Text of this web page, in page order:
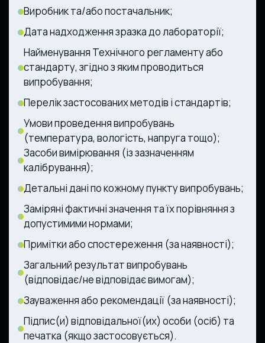
Виробник та/або постачальник;
Дата надходження зразка до лабораторії;
Найменування Технічного регламенту або
стандарту, згідно з яким проводиться
випробування;
Перелік застосованих методів і стандартів;
Умови проведення випробувань
(температура, вологість, напруга тощо);
Засоби вимірювання (із зазначенням
калібрування);
Детальні дані по кожному пункту випробувань;
Заміряні фактичні значення та їх порівняння з
допустимими нормами;
Примітки або спостереження (за наявності);
Загальний результат випробувань
(відповідає/не відповідає вимогам);
Зауваження або рекомендації (за наявності);
Підпис(и) відповідальної(их) особи (осіб) та
печатка (якщо застосовується).